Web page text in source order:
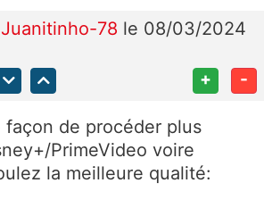
Juanitinho-78 le 08/03/2024
+ -
de procéder plus
PrimeVideo voire
la meilleure qualité: